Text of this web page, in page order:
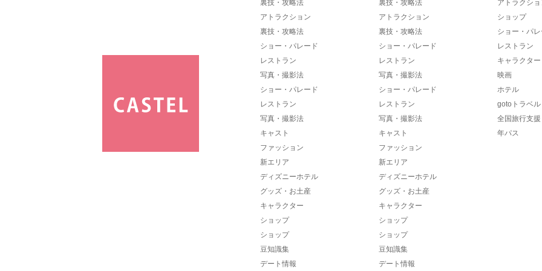
裏技・攻略法
アトラクション
裏技・攻略法
ショー・パレード
レストラン
写真・撮影法
ショー・パレード
レストラン
写真・撮影法
キャスト
ファッション
新エリア
ディズニーホテル
グッズ・お土産
キャラクター
ショップ
ショップ
豆知識集
デート情報
裏技・攻略法
アトラクション
裏技・攻略法
ショー・パレード
レストラン
写真・撮影法
ショー・パレード
レストラン
写真・撮影法
キャスト
ファッション
新エリア
ディズニーホテル
グッズ・お土産
キャラクター
ショップ
ショップ
豆知識集
デート情報
アトラクシ
ショップ
ショー・パ
レストラン
キャラクター
映画
ホテル
gotoトラベル
全国旅行支援
年パス